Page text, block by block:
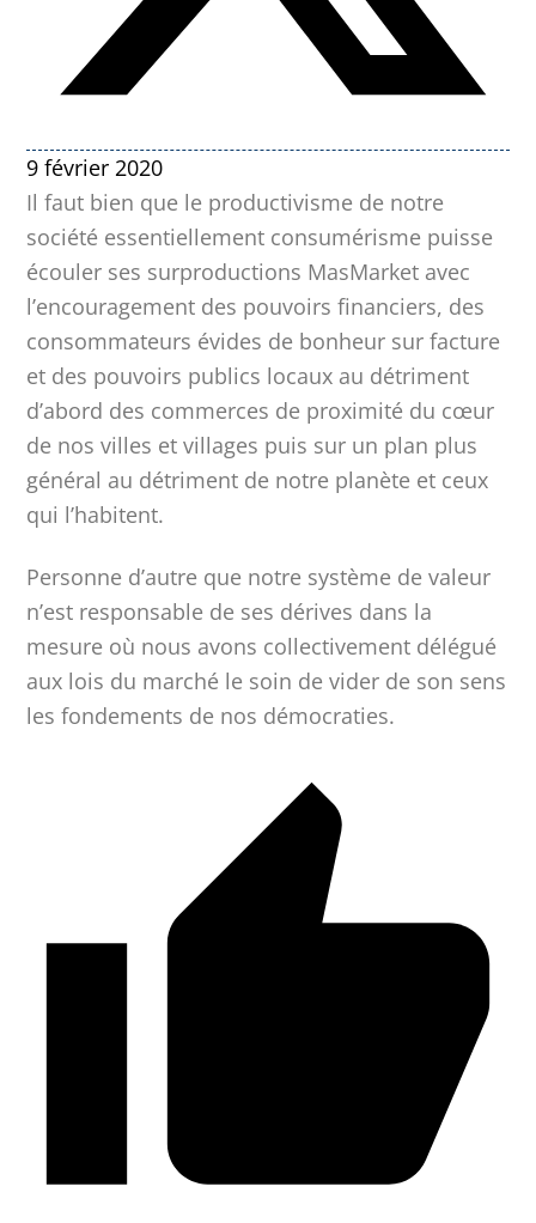
9 février 2020
Il faut bien que le productivisme de notre
société essentiellement consumérisme puisse
écouler ses surproductions MasMarket avec
l’encouragement des pouvoirs financiers, des
consommateurs évides de bonheur sur facture
et des pouvoirs publics locaux au détriment
d’abord des commerces de proximité du cœur
de nos villes et villages puis sur un plan plus
général au détriment de notre planète et ceux
qui l’habitent.
Personne d’autre que notre système de valeur
n’est responsable de ses dérives dans la
mesure où nous avons collectivement délégué
aux lois du marché le soin de vider de son sens
les fondements de nos démocraties.